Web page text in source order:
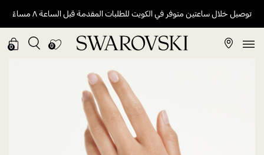
توصيل خلال ساعتين متوفر في الكويت للطلبات المقدمة قبل الساعة ٨ مساءً
0
0